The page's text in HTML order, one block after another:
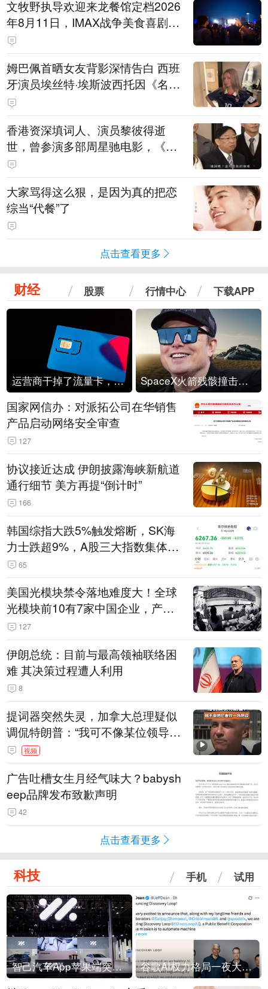
文牧野执导欢迎来龙餐馆定档2026
年8月11日，IMAX战争美食喜剧温
情上映
姆巴佩首晒女友背影深情告白 西班
牙演员埃丝特·埃斯波西托因《名校
风暴》走红
香港资深填词人、演员黎彼得逝
世，曾参演多部周星驰电影，《财
神到》由他填词
大家骂得这么狠，是因为真的把恋
综当“代餐”了
点击查看更多
财经 股票 行情中心 下载APP
运营商干掉了流量卡，他们真的玩不起了 SpaceX火箭残骸撞击月球
国家网信办：对派拓公司在华销售
产品启动网络安全审查
127
协议接近达成 伊朗披露海峡新航道
通行细节 美方再提“倒计时”
166
韩国综指大跌5%触发熔断，SK海
力士跌超9%，A股三大指数集体低
开 65
美国光模块禁令落地难度大！全球
光模块前10有7家中国企业，产业
界人士：想“脱钩”并不容易
127
伊朗总统：目前与最高领袖联络困
难 其决策过程遭人利用
8
提词器突然失灵，加拿大总理疑似
调侃特朗普：“我可不像某位领导
人，把这当成一场阴谋”，全场哄笑
视频
广告吐槽女生月经气味大？babysh
eep品牌发布致歉声明
42
点击查看更多
科技 手机 试用
智己汽车App苹果端突然“下架” 谷歌AI权力格局一夜大洗牌